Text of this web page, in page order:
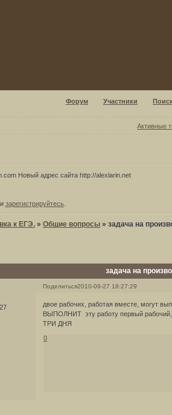
Форум Участники
Активные
Новый адрес сайта http://alexlarin.net
зарегистрируйтесь.
к ЕГЭ. »Общие вопросы »задача на
задача на
Поделиться2010-09-27 18:27:29
двое рабочих, работая вместе, могут
ВЫПОЛНИТ эту работу первый
ТРИ ДНЯ
0